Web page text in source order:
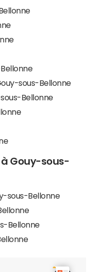
sous-Bellonne
Bellonne
Gouy-sous-
sous-Bellonne
Bellonne